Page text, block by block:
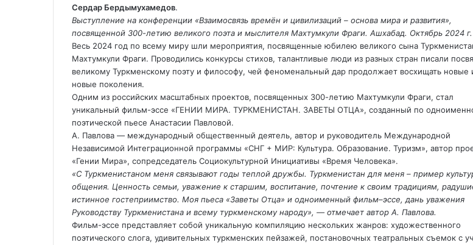
Сердар Бердымухамедов.
Выступление на конференции «Взаимосвязь времён и цивилизаций – основа мира и развития»,
посвященной 300-летию великого поэта и мыслителя Махтумкули Фраги. Ашхабад. Октябрь 2024 г.
Весь 2024 год по всему миру шли мероприятия, посвященные юбилею великого сына
Махтумкули Фраги. Проводились конкурсы стихов, талантливые люди из разных стран писали
великому Туркменскому поэту и философу, чей феноменальный дар продолжает восхищать новые
новые поколения.
Одним из российских масштабных проектов, посвященных 300-летию Махтумкули Фраги, стал
уникальный фильм-эссе «ГЕНИИ МИРА. ТУРКМЕНИСТАН. ЗАВЕТЫ ОТЦА», созданный по
поэтической пьесе Анастасии Павловой.
А. Павлова — международный общественный деятель, автор и руководитель Международной
Независимой Интеграционной программы «СНГ + МИР: Культура. Образование. Туризм», автор
«Гении Мира», сопредседатель Социокультурной Инициативы «Время Человека».
«С Туркменистаном меня связывают годы теплой дружбы. Туркменистан для меня – пример
общения. Ценность семьи, уважение к старшим, воспитание, почтение к своим традициям,
истинное гостеприимство. Моя пьеса «Заветы Отца» и одноименный фильм–эссе, дань уважения
Руководству Туркменистана и всему туркменскому народу», — отмечает автор А. Павлова.
Фильм-эссе представляет собой уникальную компиляцию нескольких жанров: художественного
поэтического слога, удивительных туркменских пейзажей, постановочных театральных съемок с